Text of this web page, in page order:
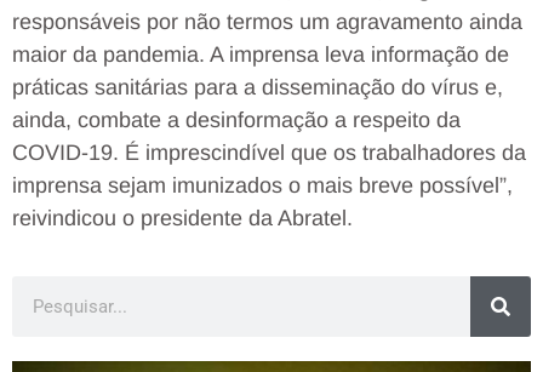
responsáveis por não termos um agravamento ainda
maior da pandemia. A imprensa leva informação de
práticas sanitárias para a disseminação do vírus e,
ainda, combate a desinformação a respeito da
COVID-19. É imprescindível que os trabalhadores da
imprensa sejam imunizados o mais breve possível”,
reivindicou o presidente da Abratel.